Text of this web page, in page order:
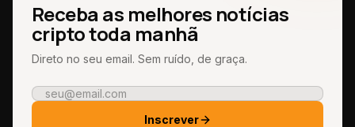
Receba as melhores notícias
cripto toda manhã
Direto no seu email. Sem ruído, de graça.
Inscrever